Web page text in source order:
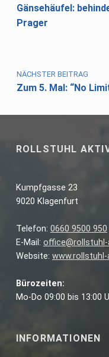
Gänsehäufel:
Prager
NÄCHSTER BEITRAG
Zum 5. Mal: “No
ROLLSTUHL
Kumpfgasse 23
9020 Klagenfurt
Telefon: 0660 9500 950
E-Mail:
Website: www.rollstuhl-
Bürozeiten:
Mo-Do 09:00 bis 13:00
INFORMATIONEN